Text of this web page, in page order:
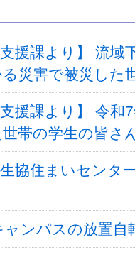
支援課より】 流
災害で被災した
支援課より】 令
帯の学生の皆さ
生協住まいセンタ
ャンパスの放置